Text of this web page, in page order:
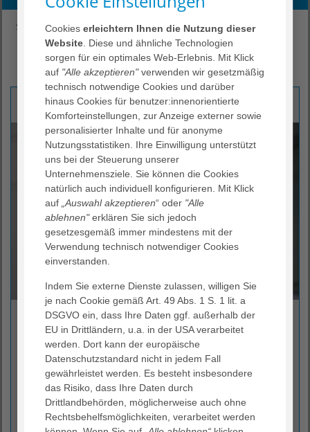
Start Gesundheitskonzern
Managementstruktur
Zentrale Dienste & Institute
AGAPLESION Institut für Theologie – Diakonie – Eth
Ihre Ansprechpartnerin
Dr. Angela Rascher
Leiterin AGAPLESION Institut für Theologie – Diakonie –
AGAPLESION gAG
Ginnheimer Landstraße 94
60487 Frankfurt am Main
(069) 95 33 – 9421
Cookieserleichtern Ihnen die Nutzung dieser
Website . Diese und ähnliche Technologien
sorgen für ein optimales Web-Erlebnis. Mit Klick
auf "Alle akzeptieren"verwenden wir gesetzmäßig
technisch notwendige Cookies und darüber
hinaus Cookies für benutzer:innenorientierte
Komforteinstellungen, zur Anzeige externer sowie
personalisierter Inhalte und für anonyme
Nutzungsstatistiken. Ihre Einwilligung unterstützt
uns bei der Steuerung unserer
Unternehmensziele. Sie können die Cookies
natürlich auch individuell konfigurieren. Mit Klick
auf „Auswahl akzeptieren“ oder "Alle
ablehnen"erklären Sie sich jedoch
gesetzesgemäß immer mindestens mit der
Verwendung technisch notwendiger Cookies
einverstanden.
Indem Sie externe Dienste zulassen, willigen Sie
je nach Cookie gemäß Art. 49 Abs. 1 S. 1 lit. a
DSGVO ein, dass Ihre Daten ggf. außerhalb der
EU in Drittländern, u.a. in der USA verarbeitet
werden. Dort kann der europäische
Datenschutzstandard nicht in jedem Fall
gewährleistet werden. Es besteht insbesondere
das Risiko, dass Ihre Daten durch
Drittlandbehörden, möglicherweise auch ohne
Rechtsbehelfsmöglichkeiten, verarbeitet werden